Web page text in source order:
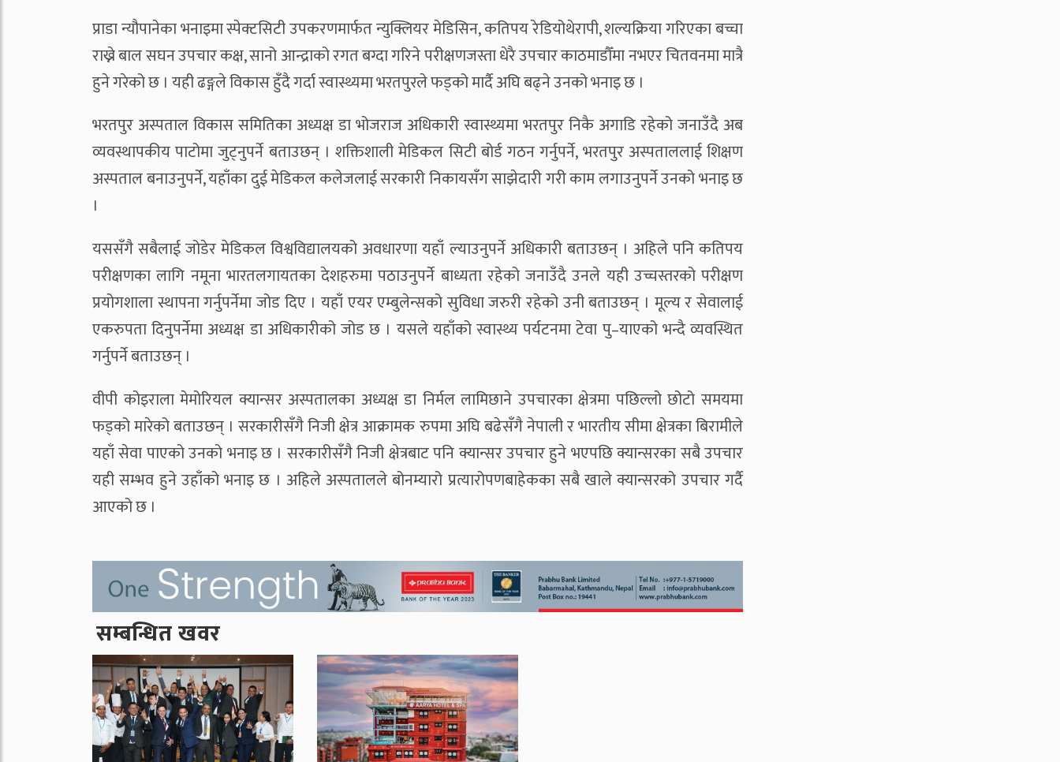
प्राडा न्यौपानेका भनाइमा स्पेक्टसिटी उपकरणमार्फत न्युक्लियर मेडिसिन, कतिपय रेडियोथेरापी, शल्यक्रिया गरिएका बच्चा
राख्ने बाल सघन उपचार कक्ष, सानो आन्द्राको रगत बग्दा गरिने परीक्षणजस्ता धेरै उपचार काठमाडौँमा नभएर चितवनमा मात्रै
हुने गरेको छ । यही ढङ्गले विकास हुँदै गर्दा स्वास्थ्यमा भरतपुरले फड्को मार्दै अघि बढ्ने उनको भनाइ छ ।
भरतपुर अस्पताल विकास समितिका अध्यक्ष डा भोजराज अधिकारी स्वास्थ्यमा भरतपुर निकै अगाडि रहेको जनाउँदै अब
व्यवस्थापकीय पाटोमा जुट्नुपर्ने बताउछन् । शक्तिशाली मेडिकल सिटी बोर्ड गठन गर्नुपर्ने, भरतपुर अस्पताललाई शिक्षण
अस्पताल बनाउनुपर्ने, यहाँका दुई मेडिकल कलेजलाई सरकारी निकायसँग साझेदारी गरी काम लगाउनुपर्ने उनको भनाइ छ
।
यससँगै सबैलाई जोडेर मेडिकल विश्वविद्यालयको अवधारणा यहाँ ल्याउनुपर्ने अधिकारी बताउछन् । अहिले पनि कतिपय
परीक्षणका लागि नमूना भारतलगायतका देशहरुमा पठाउनुपर्ने बाध्यता रहेको जनाउँदै उनले यही उच्चस्तरको परीक्षण
प्रयोगशाला स्थापना गर्नुपर्नेमा जोड दिए । यहाँ एयर एम्बुलेन्सको सुविधा जरुरी रहेको उनी बताउछन् । मूल्य र सेवालाई
एकरुपता दिनुपर्नेमा अध्यक्ष डा अधिकारीको जोड छ । यसले यहाँको स्वास्थ्य पर्यटनमा टेवा पु–याएको भन्दै व्यवस्थित
गर्नुपर्ने बताउछन् ।
वीपी कोइराला मेमोरियल क्यान्सर अस्पतालका अध्यक्ष डा निर्मल लामिछाने उपचारका क्षेत्रमा पछिल्लो छोटो समयमा
फड्को मारेको बताउछन् । सरकारीसँगै निजी क्षेत्र आक्रामक रुपमा अघि बढेसँगै नेपाली र भारतीय सीमा क्षेत्रका बिरामीले
यहाँ सेवा पाएको उनको भनाइ छ । सरकारीसँगै निजी क्षेत्रबाट पनि क्यान्सर उपचार हुने भएपछि क्यान्सरका सबै उपचार
यही सम्भव हुने उहाँको भनाइ छ । अहिले अस्पतालले बोनम्यारो प्रत्यारोपणबाहेकका सबै खाले क्यान्सरको उपचार गर्दै
आएको छ ।
सम्बन्धित खवर